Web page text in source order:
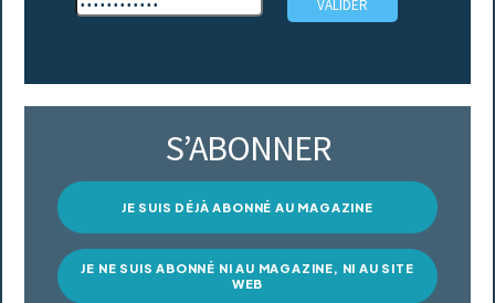
S’ABONNER
JE SUIS DÉJÀ ABONNÉ AU MAGAZINE
JE NE SUIS ABONNÉ NI AU MAGAZINE, NI AU SITE
WEB